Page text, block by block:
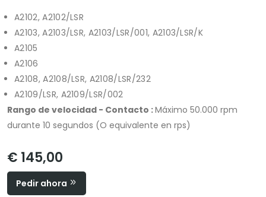
A2102, A2102/LSR
A2103, A2103/LSR, A2103/LSR/001, A2103/LSR/K
A2105
A2106
A2108, A2108/LSR, A2108/LSR/232
A2109/LSR, A2109/LSR/002
Rango de velocidad - Contacto :Máximo 50.000 rpm
durante 10 segundos (O equivalente en rps)
€ 145,00
Pedir ahora